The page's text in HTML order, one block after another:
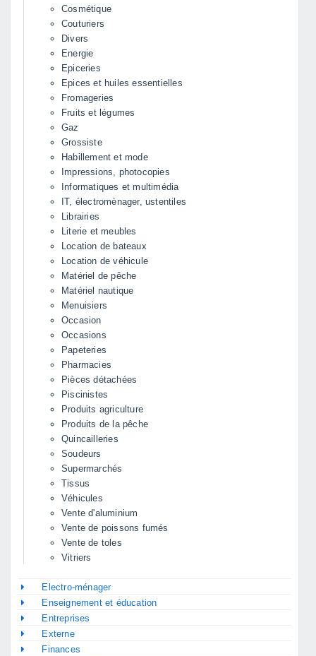
Cosmétique
Couturiers
Divers
Energie
Epiceries
Epices et huiles essentielles
Fromageries
Fruits et légumes
Gaz
Grossiste
Habillement et mode
Impressions, photocopies
Informatiques et multimédia
IT, électromènager, ustentiles
Librairies
Literie et meubles
Location de bateaux
Location de véhicule
Matériel de pêche
Matériel nautique
Menuisiers
Occasion
Occasions
Papeteries
Pharmacies
Pièces détachées
Piscinistes
Produits agriculture
Produits de la pêche
Quincailleries
Soudeurs
Supermarchés
Tissus
Véhicules
Vente d'aluminium
Vente de poissons fumés
Vente de toles
Vitriers
Electro-ménager
Enseignement et éducation
Entreprises
Externe
Finances